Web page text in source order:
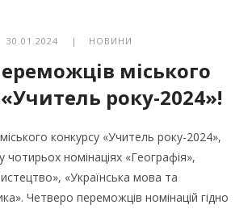
30.01.2024 | НОВИНИ
міського
року-2024»!
конкурсу «Учитель року-2024»,
чотирьох номінаціях «Географія»,
«Українська мова та
Четверо переможців номінацій гідно